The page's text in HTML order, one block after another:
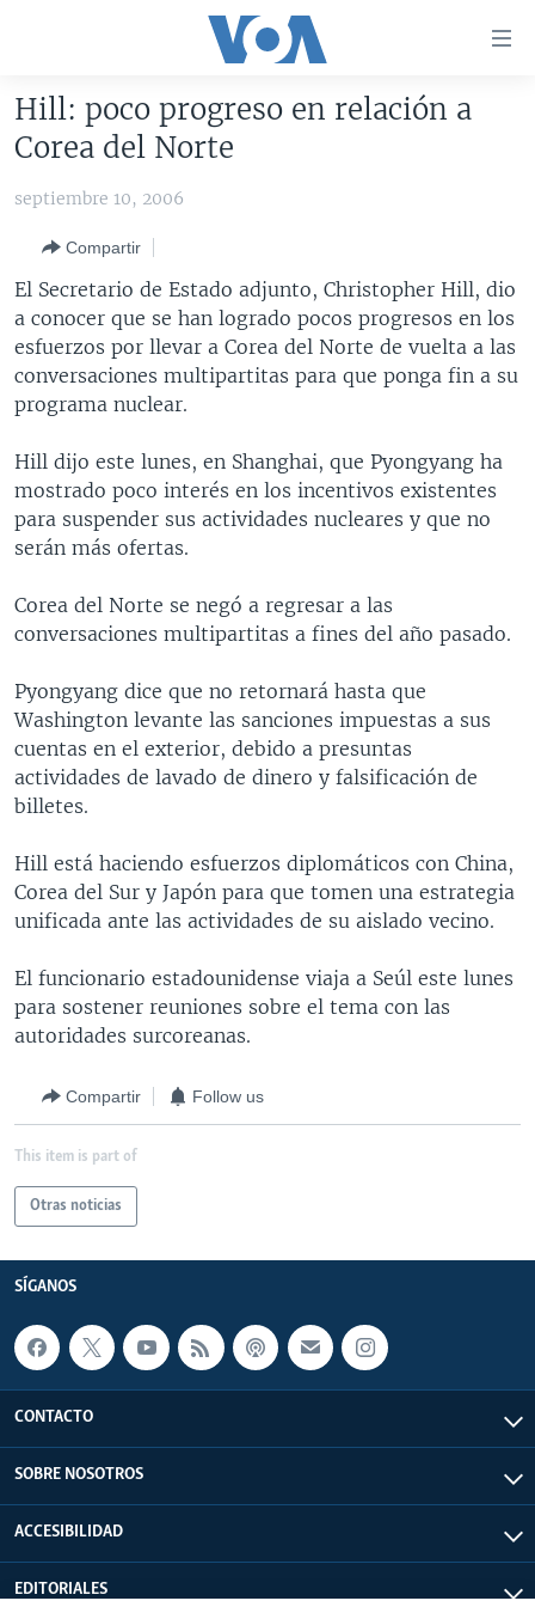
accesibilidad
contenido
principal
Salte
navegador
principal
Salte
búsqueda
AMÉRICA DEL NORTE
HAITÍ
ELECCIONES EEUU
VOTO DIVIDIDO
VOA VERIFICA
VOA VERIFICA UCRANIA/RUSIA
VOA VERIFICA INMIGRACIÓN
VOA VERIFICA AMÉRICA LATINA
AMÉRICA LATINA
ARGENTINA
BOLIVIA
COLOMBIA
PERÚ
ECUADOR
VENEZUELA
BRASIL
CHINA EN AMÉRICA LATINA
CENTROAMÉRICA
COSTA RICA
GUATEMALA
HONDURAS
NICARAGUA
OTRAS SECCIONES
LIBERTAD DE PRENSA
MUNDO
ECONOMÍA
ENTRETENIMIENTO Y CULTURA
TECNOLOGÍA
DEPORTES
CIENCIA Y SALUD
LIBERTAD DE PRENSA
UCRANIA
MULTIMEDIA
VIDEOS
FOTOGRAFÍA
AUDIOS
PROGRAMAS TV
EL MUNDO AL DÍA
FORO INTERAMERICANO
VISIÓN 360
LAS CLAVES
PANORAMA
RADIO
AVANCE INFORMATIVO
AUDIONOTICIAS
BUENOS DÍAS AMÉRICA
ESTADOS UNIDOS AL DÍA
EL MUNDO AL DÍA [RADIO]
FORO [RADIO]
NOTA ECONÓMICA
ENTRETENIMIENTO
DIRECT
DOCUMENTALES DE LA VOA
SÍGANOS
Idiomas
Hill: poco progreso en relación a
Corea del Norte
septiembre 10, 2006
Compartir
El Secretario de Estado adjunto, Christopher Hill, dio
a conocer que se han logrado pocos progresos en los
esfuerzos por llevar a Corea del Norte de vuelta a las
conversaciones multipartitas para que ponga fin a su
programa nuclear.
Hill dijo este lunes, en Shanghai, que Pyongyang ha
mostrado poco interés en los incentivos existentes
para suspender sus actividades nucleares y que no
serán más ofertas.
Corea del Norte se negó a regresar a las
conversaciones multipartitas a fines del año pasado.
Pyongyang dice que no retornará hasta que
Washington levante las sanciones impuestas a sus
cuentas en el exterior, debido a presuntas
actividades de lavado de dinero y falsificación de
billetes.
Hill está haciendo esfuerzos diplomáticos con China,
Corea del Sur y Japón para que tomen una estrategia
unificada ante las actividades de su aislado vecino.
El funcionario estadounidense viaja a Seúl este lunes
para sostener reuniones sobre el tema con las
autoridades surcoreanas.
Compartir Follow us
This item is part of
Otras noticias
SÍGANOS
CONTACTO
SOBRE NOSOTROS
ACCESIBILIDAD
EDITORIALES